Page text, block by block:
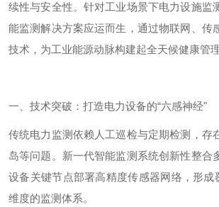
续性与安全性。针对工业场景下电力设施监
能监测解决方案应运而生，通过物联网、传
技术，为工业能源动脉构建起全天候健康管理
一、技术突破：打造电力设备的“六感神经"
传统电力监测依赖人工巡检与定期检测，存
岛等问题。新一代智能监测系统创新性整合
设备关键节点部署高精度传感器网络，形成
维度的监测体系。